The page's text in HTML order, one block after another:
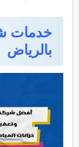
خدمات
بالرياض